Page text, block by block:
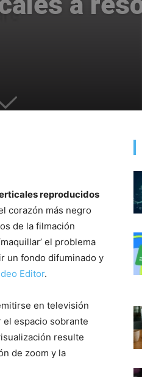
reproducidos
corazón más negro
de la filmación
el problema
un fondo difuminado y
Editor.
en televisión
espacio sobrante
resulte
de zoom y la